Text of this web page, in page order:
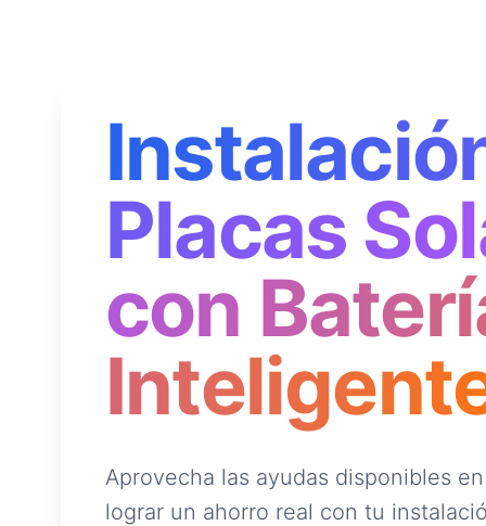
Placas
con
Aprovecha las ayudas disponibles
lograr un ahorro real con tu